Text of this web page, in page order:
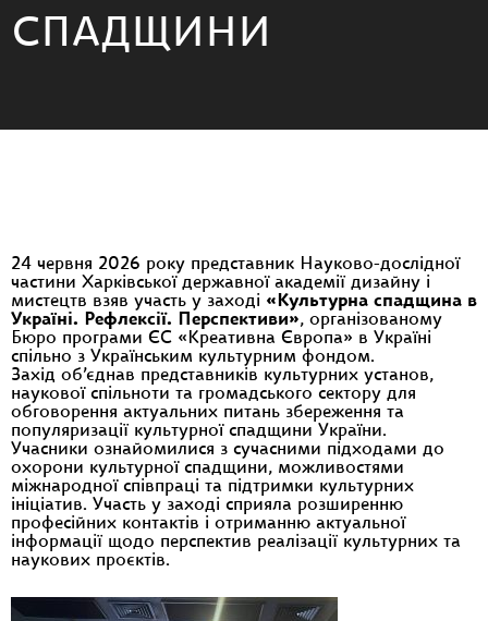
СПАДЩИНИ
24 червня 2026 року представник Науково-дослідної
частини Харківської державної академії дизайну і
мистецтв взяв участь у заході «Культурна спадщина в
Україні. Рефлексії. Перспективи», організованому
Бюро програми ЄС «Креативна Європа» в Україні
спільно з Українським культурним фондом.
Захід об’єднав представників культурних установ,
наукової спільноти та громадського сектору для
обговорення актуальних питань збереження та
популяризації культурної спадщини України.
Учасники ознайомилися з сучасними підходами до
охорони культурної спадщини, можливостями
міжнародної співпраці та підтримки культурних
ініціатив. Участь у заході сприяла розширенню
професійних контактів і отриманню актуальної
інформації щодо перспектив реалізації культурних та
наукових проєктів.